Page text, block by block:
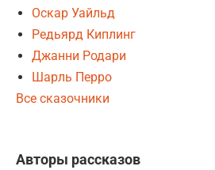
Оскар Уайльд
Редьярд Киплинг
Джанни Родари
Шарль Перро
Все сказочники
Авторы рассказов